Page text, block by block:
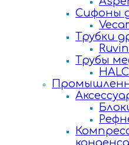
Сифоны
Трубки
Трубы